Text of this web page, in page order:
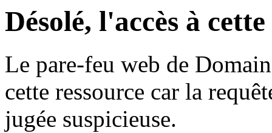
Désolé, l'accès à
Le pare-feu web de
cette ressource car la
jugée suspicieuse.